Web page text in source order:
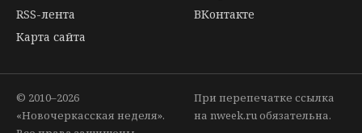
RSS-лента
Карта сайта
ВКонтакте
© 2010–2026
«Новочеркасская неделя».
При перепечатке ссылка
на nweek.ru обязательна.